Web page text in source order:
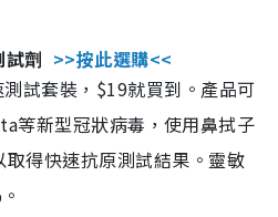
劑 >>按此選購<<
試套裝，$19就買到。產品可
等新型冠狀病毒，使用鼻拭子
得快速抗原測試結果。靈敏